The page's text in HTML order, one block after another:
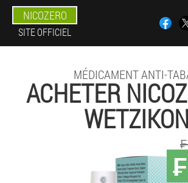
NICOZERO
SITE OFFICIEL
MÉDICAMENT ANTI-
ACHETER
WETZIKON